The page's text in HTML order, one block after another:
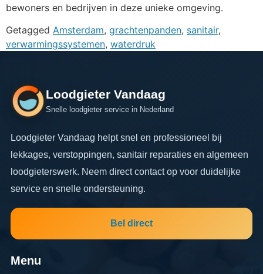
bewoners en bedrijven in deze unieke omgeving.
Getagged Amsterdam, grachtenpanden, sanitair,
verwarmingssystemen, waterdruk
Loodgieter Vandaag
Snelle loodgieter service in Nederland
Loodgieter Vandaag helpt snel en professioneel bij
lekkages, verstoppingen, sanitair reparaties en algemeen
loodgieterswerk. Neem direct contact op voor duidelijke
service en snelle ondersteuning.
Bel direct
Menu